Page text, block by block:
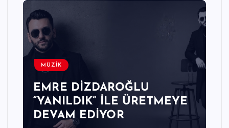
MÜZİK
EMRE DİZDAROĞLU
“YANILDIK” İLE ÜRETMEYE
DEVAM EDİYOR